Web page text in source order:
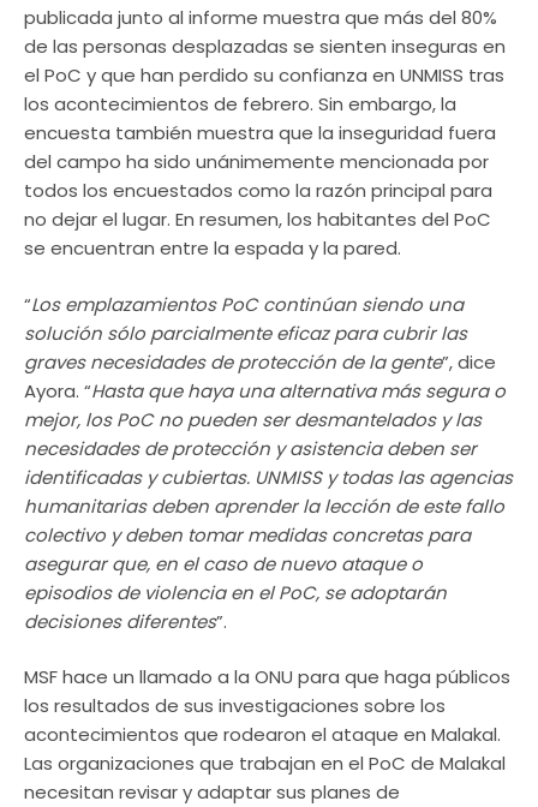
publicada junto al informe muestra que más del 80%
de las personas desplazadas se sienten inseguras en
el PoC y que han perdido su confianza en UNMISS tras
los acontecimientos de febrero. Sin embargo, la
encuesta también muestra que la inseguridad fuera
del campo ha sido unánimemente mencionada por
todos los encuestados como la razón principal para
no dejar el lugar. En resumen, los habitantes del PoC
se encuentran entre la espada y la pared.
“Los emplazamientos PoC continúan siendo una
solución sólo parcialmente eficaz para cubrir las
graves necesidades de protección de la gente”, dice
Ayora. “Hasta que haya una alternativa más segura o
mejor, los PoC no pueden ser desmantelados y las
necesidades de protección y asistencia deben ser
identificadas y cubiertas. UNMISS y todas las agencias
humanitarias deben aprender la lección de este fallo
colectivo y deben tomar medidas concretas para
asegurar que, en el caso de nuevo ataque o
episodios de violencia en el PoC, se adoptarán
decisiones diferentes”.
MSF hace un llamado a la ONU para que haga públicos
los resultados de sus investigaciones sobre los
acontecimientos que rodearon el ataque en Malakal.
Las organizaciones que trabajan en el PoC de Malakal
necesitan revisar y adaptar sus planes de